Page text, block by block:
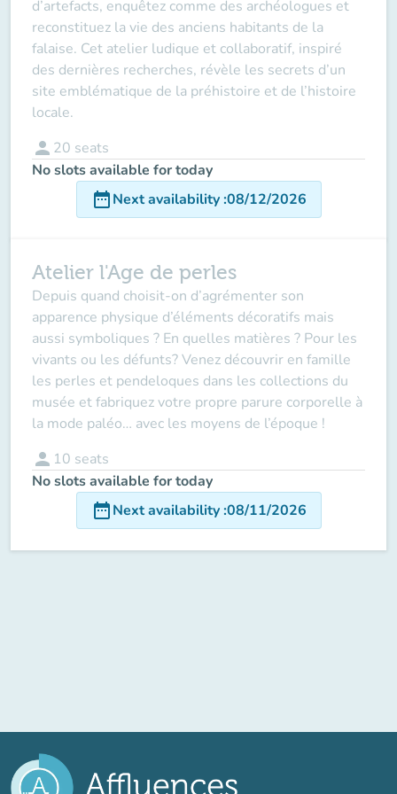
d’artefacts, enquêtez comme des archéologues et
reconstituez la vie des anciens habitants de la
falaise. Cet atelier ludique et collaboratif, inspiré
des dernières recherches, révèle les secrets d’un
site emblématique de la préhistoire et de l’histoire
locale.
person 20 seats
No slots available for today
date_rangeNext availability:08/12/2026
Atelier l'Age de perles
Depuis quand choisit-on d’agrémenter son
apparence physique d’éléments décoratifs mais
aussi symboliques ? En quelles matières ? Pour les
vivants ou les défunts? Venez découvrir en famille
les perles et pendeloques dans les collections du
musée et fabriquez votre propre parure corporelle à
la mode paléo… avec les moyens de l’époque !
person 10 seats
No slots available for today
date_rangeNext availability:08/11/2026